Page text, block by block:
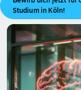
Studium in Köln!